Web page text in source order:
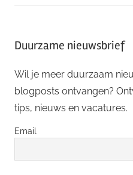
Duurzame nieuwsbrief
Wil je meer duurzaam
blogposts ontvangen?
tips, nieuws en vacatures.
Email